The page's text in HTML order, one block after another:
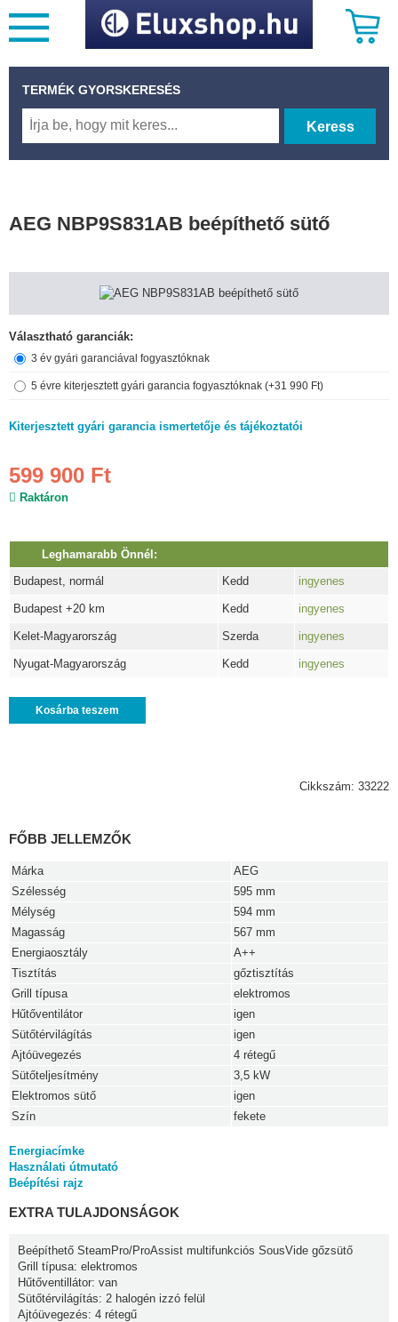
TERMÉK GYORSKERESÉS
Keress
AEG NBP9S831AB beépíthető sütő
Választható garanciák:
3 év gyári garanciával fogyasztóknak
5 évre kiterjesztett gyári garancia fogyasztóknak (+31 990 Ft)
Kiterjesztett gyári garancia ismertetője és tájékoztatói
599 900 Ft
Raktáron
Leghamarabb Önnél:
Budapest, normál
Kedd ingyenes
Budapest +20 km Kedd ingyenes
Kelet-Magyarország Szerda ingyenes
Nyugat-Magyarország Kedd ingyenes
Kosárba teszem
Cikkszám: 33222
FŐBB JELLEMZŐK
Márka
AEG
Szélesség
595 mm
Mélység
594 mm
Magasság
567 mm
Energiaosztály
A++
Tisztítás
gőztisztítás
Grill típusa
elektromos
Hűtőventilátor
igen
Sütőtérvilágítás
igen
Ajtóüvegezés
4 rétegű
Sütőteljesítmény
3,5 kW
Elektromos sütő
igen
Szín
fekete
Energiacímke
Használati útmutató
Beépítési rajz
EXTRA TULAJDONSÁGOK
Beépíthető SteamPro/ProAssist multifunkciós SousVide gőzsütő
Grill típusa: elektromos
Hűtőventillátor: van
Sütőtérvilágítás: 2 halogén izzó felül
Ajtóüvegezés: 4 rétegű